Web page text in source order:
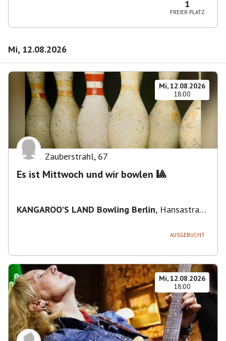
1
FREIER PLATZ
Mi, 12.08.2026
Mi, 12.08.2026
18:00
Zauberstrahl, 67
Es ist Mittwoch und wir bowlen 🎱
KANGAROO'S LAND Bowling Berlin, Hansastraße
AUSGEBUCHT
Mi, 12.08.2026
18:00